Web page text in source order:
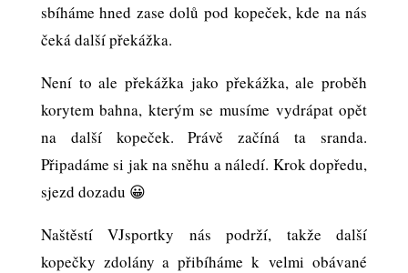
sbíháme hned zase dolů pod kopeček, kde na nás
čeká další překážka.
Není to ale překážka jako překážka, ale proběh
korytem bahna, kterým se musíme vydrápat opět
na další kopeček. Právě začíná ta sranda.
Připadáme si jak na sněhu a náledí. Krok dopředu,
sjezd dozadu 😀
Naštěstí VJsportky nás podrží, takže další
kopečky zdolány a přibíháme k velmi obávané